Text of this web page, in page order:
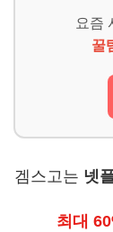
요즘
꿀
겜스고는 넷
최대